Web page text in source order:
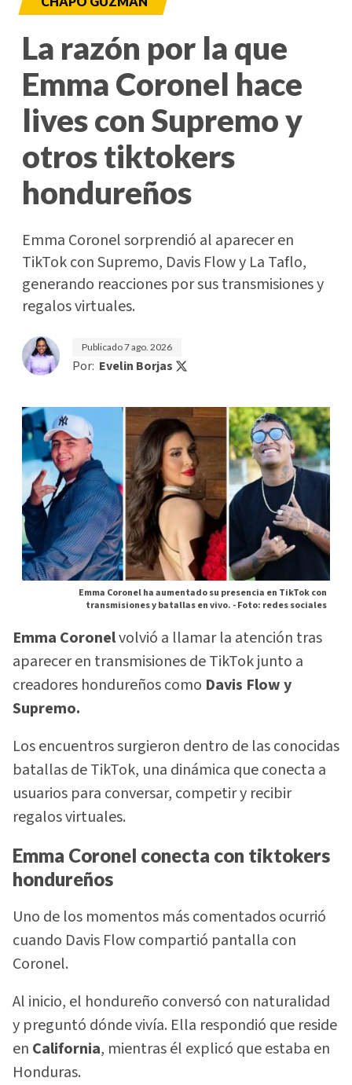
La razón por la que
Emma Coronel hace
lives con Supremo y
otros tiktokers
hondureños
Emma Coronel sorprendió al aparecer en
TikTok con Supremo, Davis Flow y La Taflo,
generando reacciones por sus transmisiones y
regalos virtuales.
Publicado7 ago. 2026
Por: Evelin Borjas
Emma Coronel ha aumentado su presencia en TikTok con
transmisiones y batallas en vivo. -Foto: redes sociales
Emma Coronelvolvió a llamar la atención tras
aparecer en transmisiones de TikTok junto a
creadores hondureños como Davis Flow y
Supremo.
Los encuentros surgieron dentro de las conocidas
batallas de TikTok, una dinámica que conecta a
usuarios para conversar, competir y recibir
regalos virtuales.
Emma Coronel conecta con tiktokers
hondureños
Uno de los momentos más comentados ocurrió
cuando Davis Flow compartió pantalla con
Coronel.
Al inicio, el hondureño conversó con naturalidad
y preguntó dónde vivía. Ella respondió que reside
en California, mientras él explicó que estaba en
Honduras.